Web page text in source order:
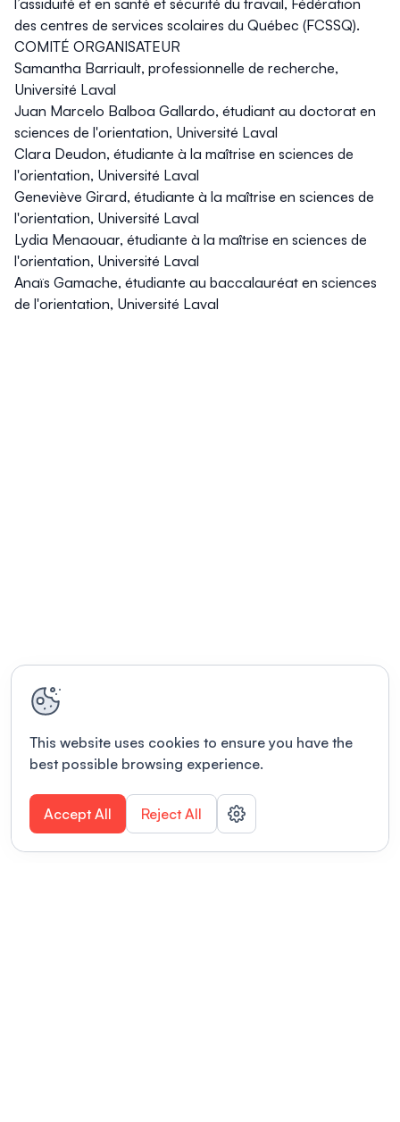
l’assiduité et en santé et sécurité du travail, Fédération
des centres de services scolaires du Québec (FCSSQ).
COMITÉ ORGANISATEUR
Samantha Barriault, professionnelle de recherche,
Université Laval
Juan Marcelo Balboa Gallardo, étudiant au doctorat en
sciences de l'orientation, Université Laval
Clara Deudon, étudiante à la maîtrise en sciences de
l'orientation, Université Laval
Geneviève Girard, étudiante à la maîtrise en sciences de
l'orientation, Université Laval
Lydia Menaouar, étudiante à la maîtrise en sciences de
l'orientation, Université Laval
Anaïs Gamache, étudiante au baccalauréat en sciences
de l'orientation, Université Laval
This website uses cookies to ensure you have the
best possible browsing experience.
Accept All Reject All